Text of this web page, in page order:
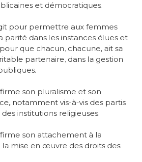
et démocratiques.
pour permettre aux femmes
parité dans les instances élues et
que chacun, chacune, ait sa
partenaire, dans la gestion
son pluralisme et son
notamment vis-à-vis des partis
institutions religieuses.
son attachement à la
la mise en œuvre des droits des